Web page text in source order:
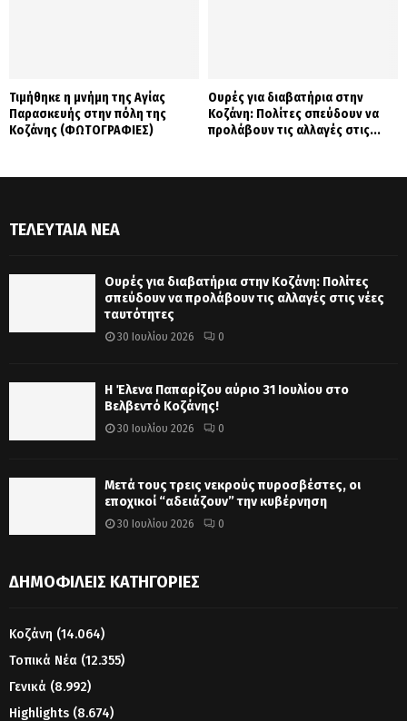
Τιμήθηκε η μνήμη της Αγίας
Παρασκευής στην πόλη της
Κοζάνης (ΦΩΤΟΓΡΑΦΙΕΣ)
Ουρές για διαβατήρια στην
Κοζάνη: Πολίτες σπεύδουν να
προλάβουν τις αλλαγές στις...
ΤΕΛΕΥΤΑΊΑ ΝΈΑ
Ουρές για διαβατήρια στην Κοζάνη: Πολίτες
σπεύδουν να προλάβουν τις αλλαγές στις νέες
ταυτότητες
30 Ιουλίου 2026 0
Η Έλενα Παπαρίζου αύριο 31 Ιουλίου στο
Βελβεντό Κοζάνης!
30 Ιουλίου 2026 0
Μετά τους τρεις νεκρούς πυροσβέστες, οι
εποχικοί “αδειάζουν” την κυβέρνηση
30 Ιουλίου 2026 0
ΔΗΜΟΦΙΛΕΊΣ ΚΑΤΗΓΟΡΊΕΣ
Κοζάνη (14.064)
Τοπικά Νέα (12.355)
Γενικά (8.992)
Highlights (8.674)